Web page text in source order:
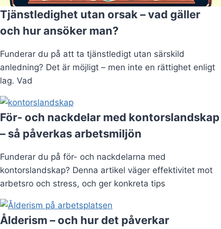
Tjänstledighet utan orsak – vad gäller
och hur ansöker man?
Funderar du på att ta tjänstledigt utan särskild
anledning? Det är möjligt – men inte en rättighet enligt
lag. Vad
För- och nackdelar med kontorslandskap
– så påverkas arbetsmiljön
Funderar du på för- och nackdelarna med
kontorslandskap? Denna artikel väger effektivitet mot
arbetsro och stress, och ger konkreta tips
Ålderism – och hur det påverkar